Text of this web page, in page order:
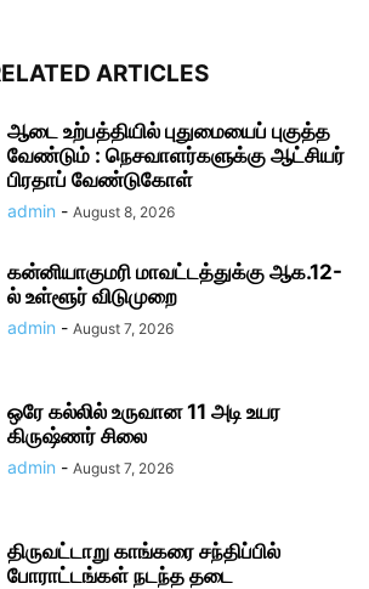
ARTICLES
ஆடை உற்பத்தியில் புதுமையைப் புகுத்த
வேண்டும் : நெசவாளர்களுக்கு ஆட்சியர்
பிரதாப் வேண்டுகோள்
admin - August 8, 2026
கன்னியாகுமரி மாவட்டத்துக்கு ஆக.12-
ல் உள்ளூர் விடுமுறை
admin - August 7, 2026
ஒரே கல்லில் உருவான 11 அடி உயர
கிருஷ்ணர் சிலை
admin - August 7, 2026
திருவட்டாறு காங்கரை சந்திப்பில்
போராட்டங்கள் நடந்த தடை